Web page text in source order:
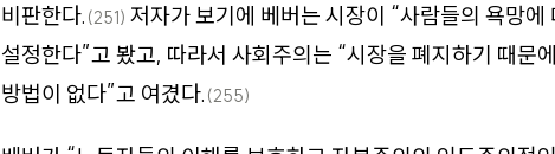
비판한다. (251) 저자가 보기에 베버는 시장이 “사람들의 욕망
설정한다”고 봤고, 따라서 사회주의는 “시장을 폐지하기 때문
방법이 없다”고 여겼다. (255)